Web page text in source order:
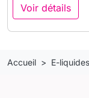
Voir détails
Accueil E-